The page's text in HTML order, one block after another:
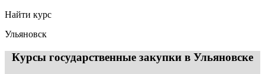
Найти курс
Ульяновск
Курсы государственные закупки в Ульяновске